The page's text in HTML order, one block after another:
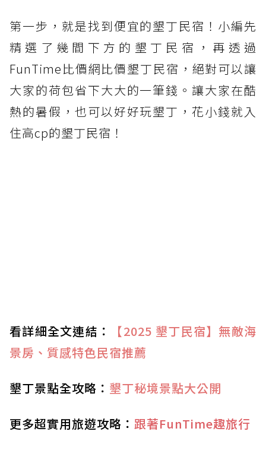
第一步，就是找到便宜的墾丁民宿！小編先
精選了幾間下方的墾丁民宿，再透過
FunTime比價網比價墾丁民宿，絕對可以讓
大家的荷包省下大大的一筆錢。讓大家在酷
熱的暑假，也可以好好玩墾丁，花小錢就入
住高cp的墾丁民宿！
看詳細全文連結：
【2025 墾丁民宿】無敵海
景房、質感特色民宿推薦
墾丁景點全攻略： 墾丁秘境景點大公開
更多超實用旅遊攻略： 跟著FunTime趣旅行